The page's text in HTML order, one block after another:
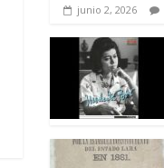
junio 2, 2026